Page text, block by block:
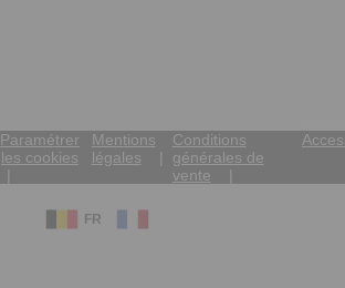
Paramétrer
les cookies
Mentions
légales
Conditions
générales de
vente
FR